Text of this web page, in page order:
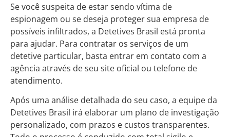
Se você suspeita de estar sendo vítima de
espionagem ou se deseja proteger sua empresa de
possíveis infiltrados, a Detetives Brasil está pronta
para ajudar. Para contratar os serviços de um
detetive particular, basta entrar em contato com a
agência através de seu site oficial ou telefone de
atendimento.
Após uma análise detalhada do seu caso, a equipe da
Detetives Brasil irá elaborar um plano de investigação
personalizado, com prazos e custos transparentes.